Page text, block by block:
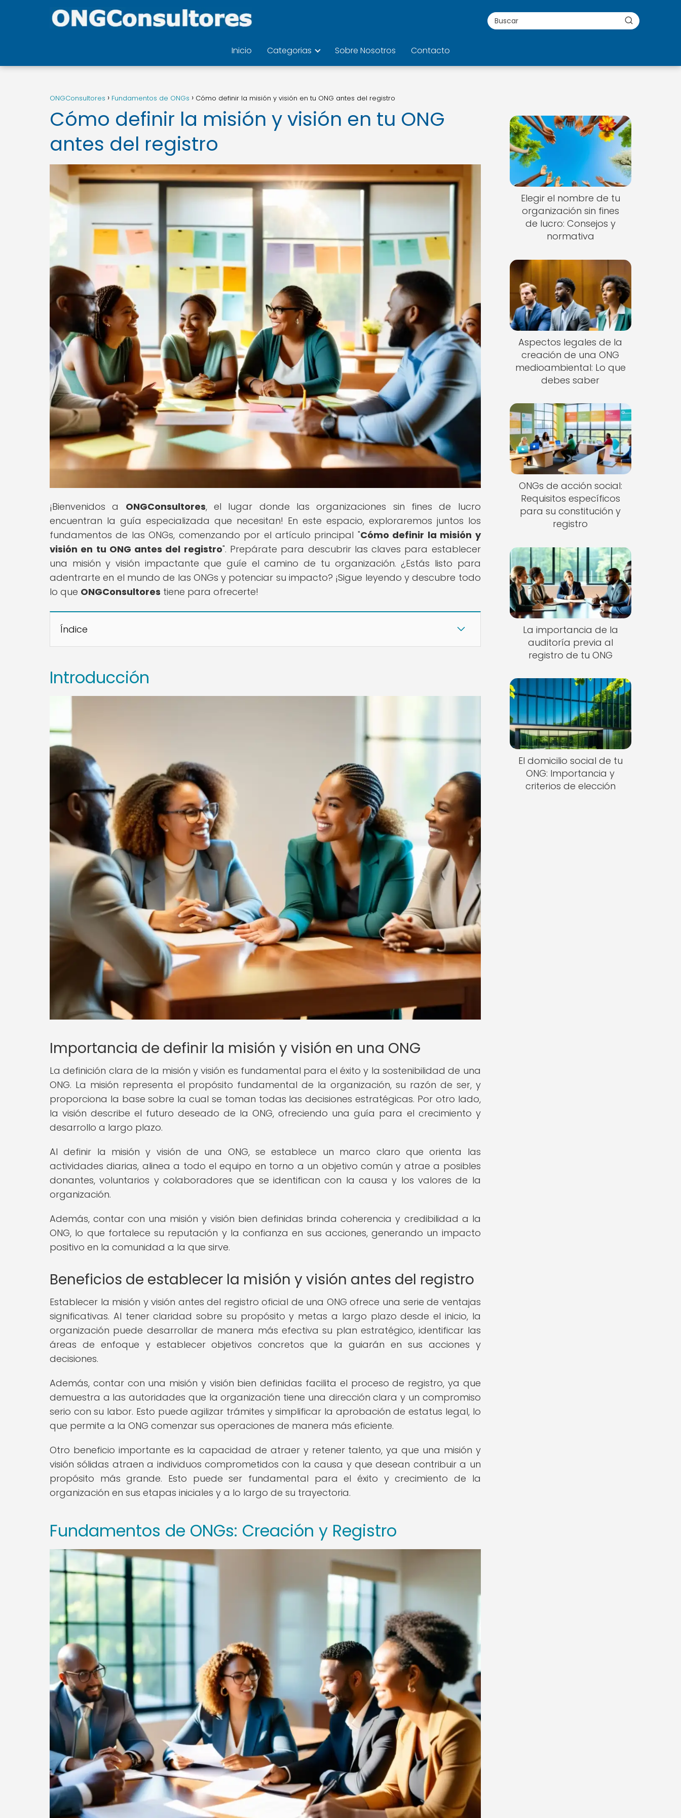
Inicio Categorias Sobre Nosotros Contacto
ONGConsultores Fundamentos de ONGs Cómo definir la misión y visión en tu ONG antes del registro
Cómo definir la misión y visión en tu ONG
antes del registro
¡Bienvenidos a ONGConsultores, el lugar donde las organizaciones sin fines de lucro
encuentran la guía especializada que necesitan! En este espacio, exploraremos juntos los
fundamentos de las ONGs, comenzando por el artículo principal "Cómo definir la misión y
visión en tu ONG antes del registro". Prepárate para descubrir las claves para establecer
una misión y visión impactante que guíe el camino de tu organización. ¿Estás listo para
adentrarte en el mundo de las ONGs y potenciar su impacto? ¡Sigue leyendo y descubre todo
lo que ONGConsultores tiene para ofrecerte!
Índice
Introducción
Importancia de definir la misión y visión en una ONG
La definición clara de la misión y visión es fundamental para el éxito y la sostenibilidad de una
ONG. La misión representa el propósito fundamental de la organización, su razón de ser, y
proporciona la base sobre la cual se toman todas las decisiones estratégicas. Por otro lado,
la visión describe el futuro deseado de la ONG, ofreciendo una guía para el crecimiento y
desarrollo a largo plazo.
Al definir la misión y visión de una ONG, se establece un marco claro que orienta las
actividades diarias, alinea a todo el equipo en torno a un objetivo común y atrae a posibles
donantes, voluntarios y colaboradores que se identifican con la causa y los valores de la
organización.
Además, contar con una misión y visión bien definidas brinda coherencia y credibilidad a la
ONG, lo que fortalece su reputación y la confianza en sus acciones, generando un impacto
positivo en la comunidad a la que sirve.
Beneficios de establecer la misión y visión antes del registro
Establecer la misión y visión antes del registro oficial de una ONG ofrece una serie de ventajas
significativas. Al tener claridad sobre su propósito y metas a largo plazo desde el inicio, la
organización puede desarrollar de manera más efectiva su plan estratégico, identificar las
áreas de enfoque y establecer objetivos concretos que la guiarán en sus acciones y
decisiones.
Además, contar con una misión y visión bien definidas facilita el proceso de registro, ya que
demuestra a las autoridades que la organización tiene una dirección clara y un compromiso
serio con su labor. Esto puede agilizar trámites y simplificar la aprobación de estatus legal, lo
que permite a la ONG comenzar sus operaciones de manera más eficiente.
Otro beneficio importante es la capacidad de atraer y retener talento, ya que una misión y
visión sólidas atraen a individuos comprometidos con la causa y que desean contribuir a un
propósito más grande. Esto puede ser fundamental para el éxito y crecimiento de la
organización en sus etapas iniciales y a lo largo de su trayectoria.
Fundamentos de ONGs: Creación y Registro
Elegir el nombre de tu
organización sin fines
de lucro: Consejos y
normativa
Aspectos legales de la
creación de una ONG
medioambiental: Lo que
debes saber
ONGs de acción social:
Requisitos específicos
para su constitución y
registro
La importancia de la
auditoría previa al
registro de tu ONG
El domicilio social de tu
ONG: Importancia y
criterios de elección